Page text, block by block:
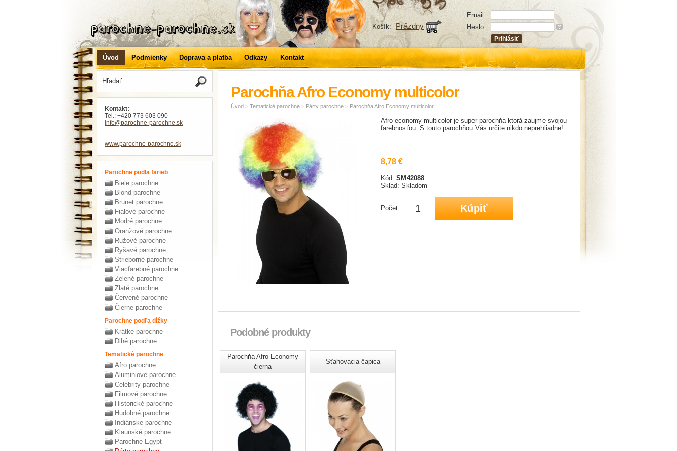
Email:
Heslo:
?
Košík: Prázdny
Úvod Podmienky Doprava a platba Odkazy Kontakt
Hľadať:
Kontakt:
Tel.: +420 773 603 090
info@parochne-parochne.sk
www.parochne-parochne.sk
Parochne podla farieb
Biele parochne
Blond parochne
Brunet parochne
Fialové parochne
Modré parochne
Oranžové parochne
Ružové parochne
Ryšavé parochne
Strieborné parochne
Viacfarebné parochne
Zelené parochne
Zlaté parochne
Červené parochne
Čierne parochne
Parochne podľa dĺžky
Krátke parochne
Dlhé parochne
Tematické parochne
Afro parochne
Aluminiove parochne
Celebrity parochne
Filmové parochne
Historické parochne
Hudobné parochne
Indiánske parochne
Klaunské parochne
Parochne Egypt
Parochňa Afro Economy multicolor
Úvod > Tematické parochne > Párty parochne > Parochňa Afro Economy multicolor
Afro economy multicolor je super parochňa ktorá zaujme svojou
farebnosťou. S touto parochňou Vás určite nikdo neprehliadne!
8,78 €
Kód: SM42088
Sklad: Skladom
Počet:
Podobné produkty
Parochňa Afro Economy
čierna
Sťahovacia čapica